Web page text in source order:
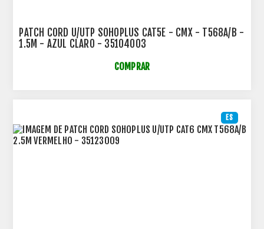
PATCH CORD U/UTP SOHOPLUS CAT5E - CMX - T568A/B -
1.5M - AZUL CLARO - 35104003
COMPRAR
ES